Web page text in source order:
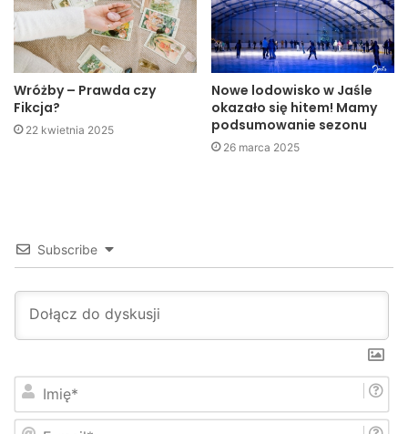
oraz Forum Jasielskie. Pozostałych 10 radnych działają
jako niezależni.
Kuba Kowalczyk
Jaslonet.pl
Wróżby – Prawda czy
Fikcja?
22 kwietnia 2025
Nowe lodowisko w Jaśle
okazało się hitem! Mamy
podsumowanie sezonu
26 marca 2025
Subscribe
i